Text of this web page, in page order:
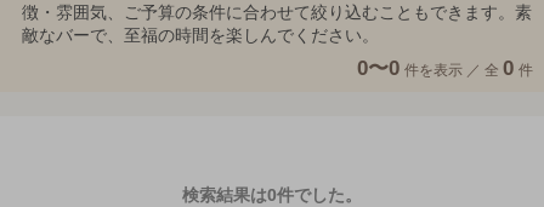
徴・雰囲気、ご予算の条件に合わせて絞り込むこともできます。素
敵なバーで、至福の時間を楽しんでください。
0〜0 件を表示 ／ 全 0 件
検索結果は0件でした。